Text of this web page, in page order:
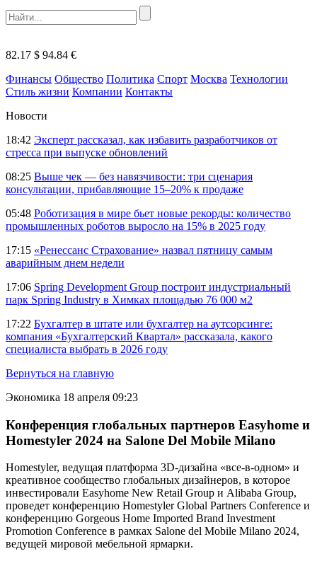
82.17 $ 94.84 €
Финансы Общество Политика Спорт Москва Технологии
Стиль жизни Компании Контакты
Новости
18:42 Эксперт рассказал, как избавить разработчиков от
стресса при выпуске обновлений
08:25 Выше чек — без навязчивости: три сценария
консультации, прибавляющие 15–20% к продаже
05:48 Роботизация в мире бьет новые рекорды: количество
промышленных роботов выросло на 15% в 2025 году
17:15 «Ренессанс Страхование» назвал пятницу самым
аварийным днем недели
17:06 Spring Development Group построит индустриальный
парк Spring Industry в Химках площадью 76 000 м2
17:22 Бухгалтер в штате или бухгалтер на аутсорсинге:
компания «Бухгалтерский Квартал» рассказала, какого
специалиста выбрать в 2026 году
Вернуться на главную
Экономика 18 апреля 09:23
Конференция глобальных партнеров Easyhome и
Homestyler 2024 на Salone Del Mobile Milano
Homestyler, ведущая платформа 3D-дизайна «все-в-одном» и
креативное сообщество глобальных дизайнеров, в которое
инвестировали Easyhome New Retail Group и Alibaba Group,
проведет конференцию Homestyler Global Partners Conference и
конференцию Gorgeous Home Imported Brand Investment
Promotion Conference в рамках Salone del Mobile Milano 2024,
ведущей мировой мебельной ярмарки.